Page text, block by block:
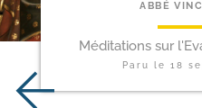
ABBÉ
Méditations sur
Paru le 18